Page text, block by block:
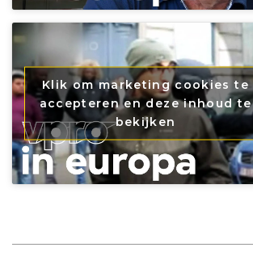
Klik om marketing cookies te
accepteren en deze inhoud te
bekijken